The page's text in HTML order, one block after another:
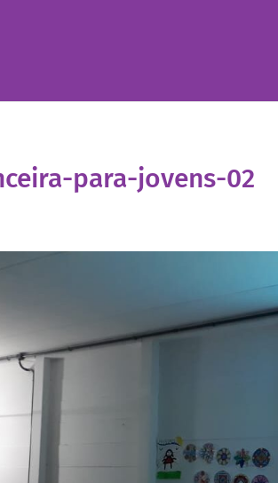
para-jovens-02